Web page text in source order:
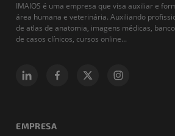
IMAIOS é uma empresa que visa auxiliar e
área humana e veterinária. Auxiliando
de atlas de anatomia, imagens médicas,
de casos clínicos, cursos online...
EMPRESA